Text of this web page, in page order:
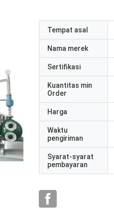
Tempat asal
Nama merek
Sertifikasi
Kuantitas min
Order
Harga
Waktu
pengiriman
Syarat-syarat
pembayaran